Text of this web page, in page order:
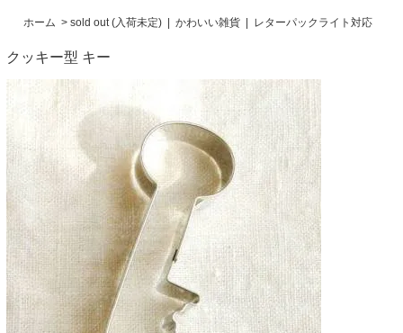
ホーム > sold out (入荷未定) かわいい雑貨 レターパックライト対応
クッキー型 キー